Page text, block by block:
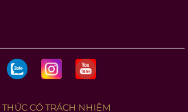
CÓ TRÁCH NHIỆM